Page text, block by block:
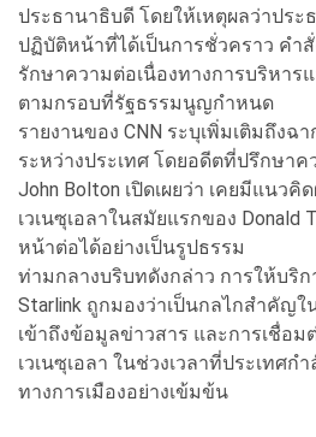
ประธานาธิบดี โดยให้เหตุผลว่าปร
ปฏิบัติหน้าที่ได้เป็นการชั่วคราว คำสั่
รักษาความต่อเนื่องทางการบริหาร
ตามกรอบที่รัฐธรรมนูญกำหนด
รายงานของ CNN ระบุเพิ่มเติมถึงฉ
ระหว่างประเทศ โดยอดีตที่ปรึกษา
John Bolton เปิดเผยว่า เคยมีแนว
เวเนซุเอลาในสมัยแรกของ Donald
หน้าต่อได้อย่างเป็นรูปธรรม
ท่ามกลางบริบทดังกล่าว การให้บริก
Starlink ถูกมองว่าเป็นกลไกสำคัญใ
เข้าถึงข้อมูลข่าวสาร และการเชื่อ
เวเนซุเอลา ในช่วงเวลาที่ประเทศก
ทางการเมืองอย่างเข้มข้น